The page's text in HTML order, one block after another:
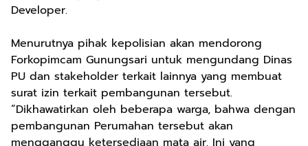
Developer.
Menurutnya pihak kepolisian akan mendorong
Forkopimcam Gunungsari untuk mengundang Dinas
PU dan stakeholder terkait lainnya yang membuat
surat izin terkait pembangunan tersebut.
“Dikhawatirkan oleh beberapa warga, bahwa dengan
pembangunan Perumahan tersebut akan
mengganggu ketersediaan mata air. Ini yang